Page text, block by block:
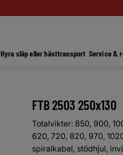
Hyra släp eller hästtransport Service &
FTB 2503 250x130
Totalvikter: 850, 900,
620, 720, 820, 970,
spiralkabel, stödhjul,